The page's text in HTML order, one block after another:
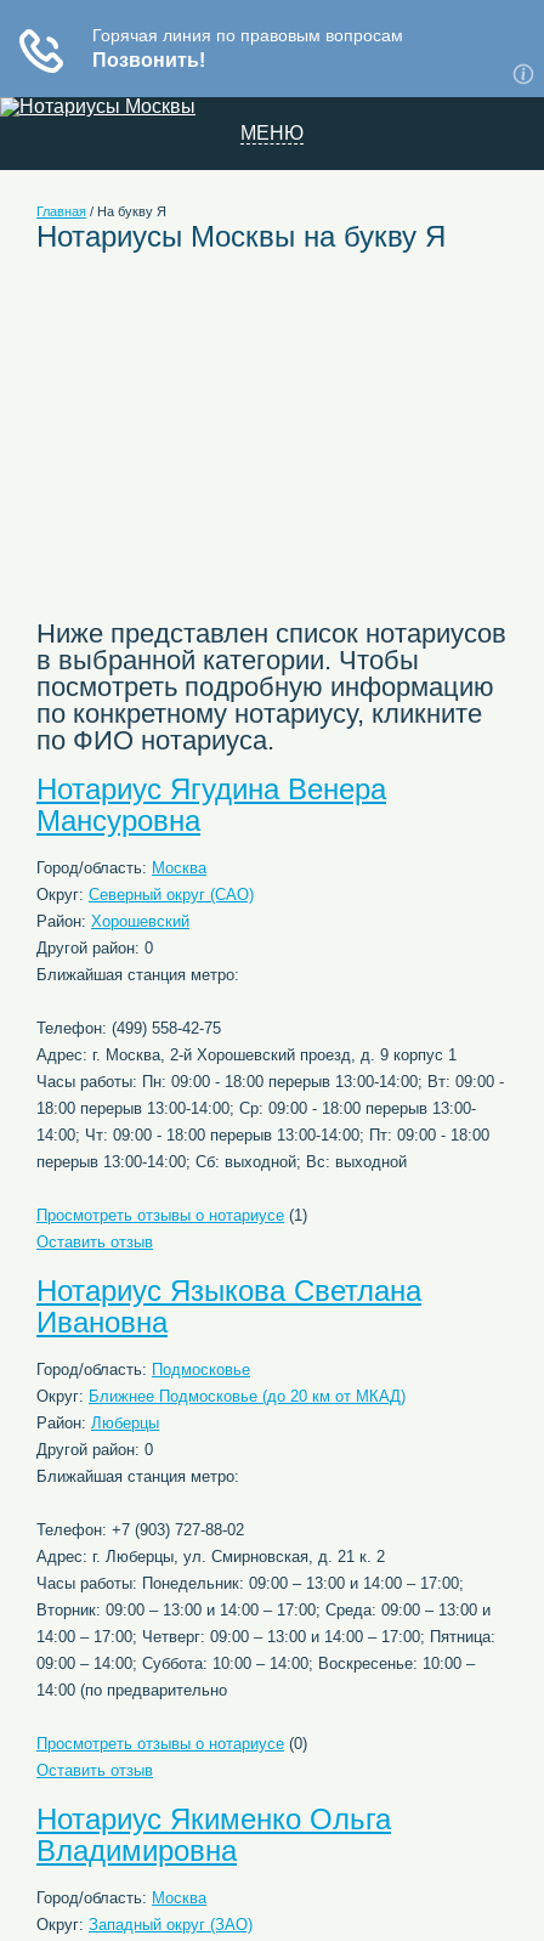
МЕНЮ
Главная / На букву Я
Нотариусы Москвы на букву Я
Ниже представлен список нотариусов
в выбранной категории. Чтобы
посмотреть подробную информацию
по конкретному нотариусу, кликните
по ФИО нотариуса.
Нотариус Ягудина Венера
Мансуровна
Город/область: Москва
Округ: Северный округ (САО)
Район: Хорошевский
Другой район: 0
Ближайшая станция метро:
Телефон: (499) 558-42-75
Адрес: г. Москва, 2-й Хорошевский проезд, д. 9 корпус 1
Часы работы: Пн: 09:00 - 18:00 перерыв 13:00-14:00; Вт: 09:00 -
18:00 перерыв 13:00-14:00; Ср: 09:00 - 18:00 перерыв 13:00-
14:00; Чт: 09:00 - 18:00 перерыв 13:00-14:00; Пт: 09:00 - 18:00
перерыв 13:00-14:00; Сб: выходной; Вс: выходной
Просмотреть отзывы о нотариусе (1)
Оставить отзыв
Нотариус Языкова Светлана
Ивановна
Город/область: Подмосковье
Округ: Ближнее Подмосковье (до 20 км от МКАД)
Район: Люберцы
Другой район: 0
Ближайшая станция метро:
Телефон: +7 (903) 727-88-02
Адрес: г. Люберцы, ул. Смирновская, д. 21 к. 2
Часы работы: Понедельник: 09:00 – 13:00 и 14:00 – 17:00;
Вторник: 09:00 – 13:00 и 14:00 – 17:00; Среда: 09:00 – 13:00 и
14:00 – 17:00; Четверг: 09:00 – 13:00 и 14:00 – 17:00; Пятница:
09:00 – 14:00; Суббота: 10:00 – 14:00; Воскресенье: 10:00 –
14:00 (по предварительно
Просмотреть отзывы о нотариусе (0)
Оставить отзыв
Нотариус Якименко Ольга
Владимировна
Город/область: Москва
Округ: Западный округ (ЗАО)